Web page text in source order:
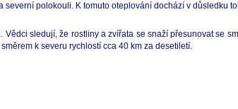
polokouli. K tomuto oteplování dochází v důsledku
sledují, že rostliny a zvířata se snaží přesunovat se
k severu rychlostí cca 40 km za desetiletí.